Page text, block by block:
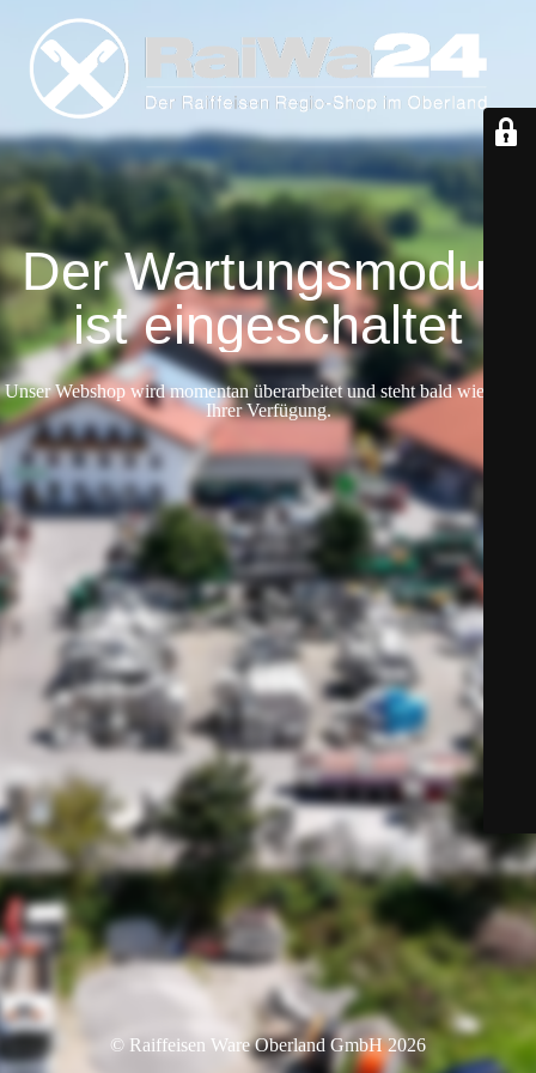
Der Wartungsmodus
ist eingeschaltet
Unser Webshop wird momentan überarbeitet und steht bald wieder zu
Ihrer Verfügung.
© Raiffeisen Ware Oberland GmbH 2026